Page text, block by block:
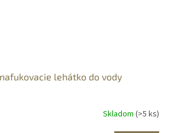
lehátko do vody
Skladom (>5 ks)